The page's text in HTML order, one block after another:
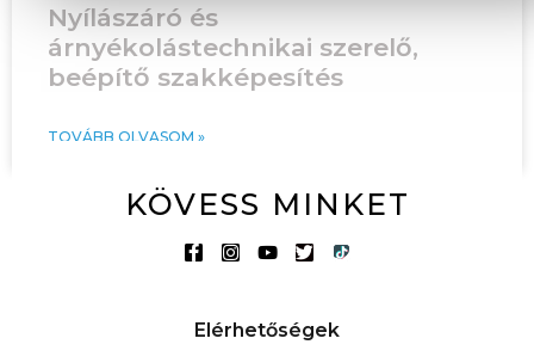
Nyílászáró és
árnyékolástechnikai szerelő,
beépítő szakképesítés
TOVÁBB OLVASOM »
KÖVESS MINKET
Elérhetőségek